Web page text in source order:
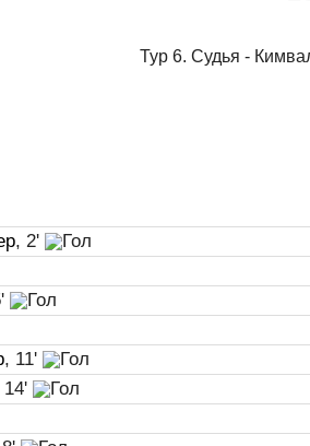
Тур 6. Судья -
, 2'
, 11'
14'